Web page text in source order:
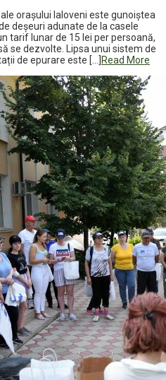
orașului Ialoveni este gunoiștea
deșeuri adunate de la casele
tarif lunar de 15 lei per persoană,
se dezvolte. Lipsa unui sistem de
de epurare este […]
Read More